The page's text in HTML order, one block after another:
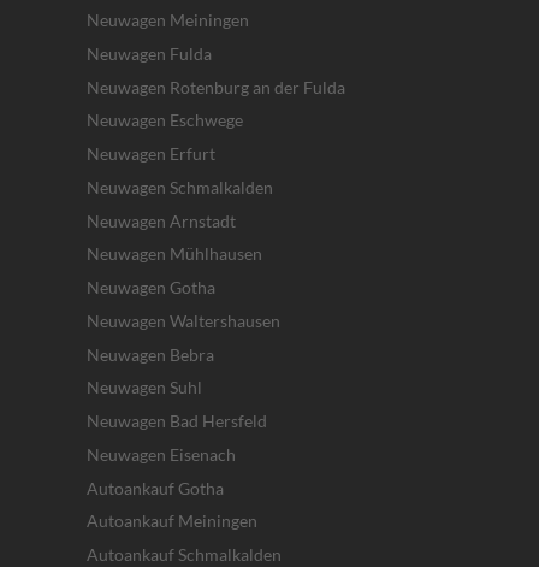
Neuwagen Meiningen
Neuwagen Fulda
Neuwagen Rotenburg an der Fulda
Neuwagen Eschwege
Neuwagen Erfurt
Neuwagen Schmalkalden
Neuwagen Arnstadt
Neuwagen Mühlhausen
Neuwagen Gotha
Neuwagen Waltershausen
Neuwagen Bebra
Neuwagen Suhl
Neuwagen Bad Hersfeld
Neuwagen Eisenach
Autoankauf Gotha
Autoankauf Meiningen
Autoankauf Schmalkalden